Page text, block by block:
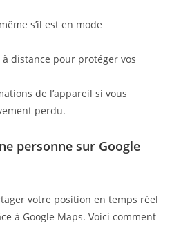
s’il est en mode
distance pour protéger vos
de l’appareil si vous
perdu.
personne sur Google
votre position en temps réel
à Google Maps. Voici comment